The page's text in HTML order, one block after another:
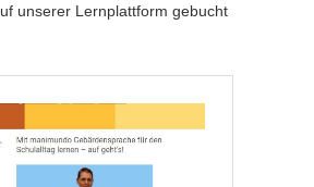
unserer Lernplattform gebucht